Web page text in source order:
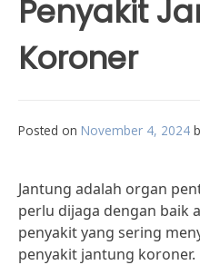
Penyakit
Koroner
Posted on November 4, 2024
Jantung adalah organ
perlu dijaga dengan baik
penyakit yang sering
penyakit jantung